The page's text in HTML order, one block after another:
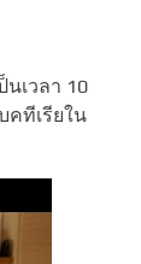
เวลา 10
คทีเรียใน